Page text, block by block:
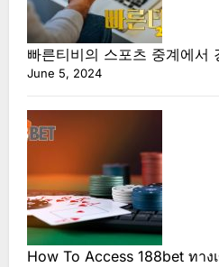
빠른티비의 스포츠 중계에서
June 5, 2024
How To Access 188bet ทา